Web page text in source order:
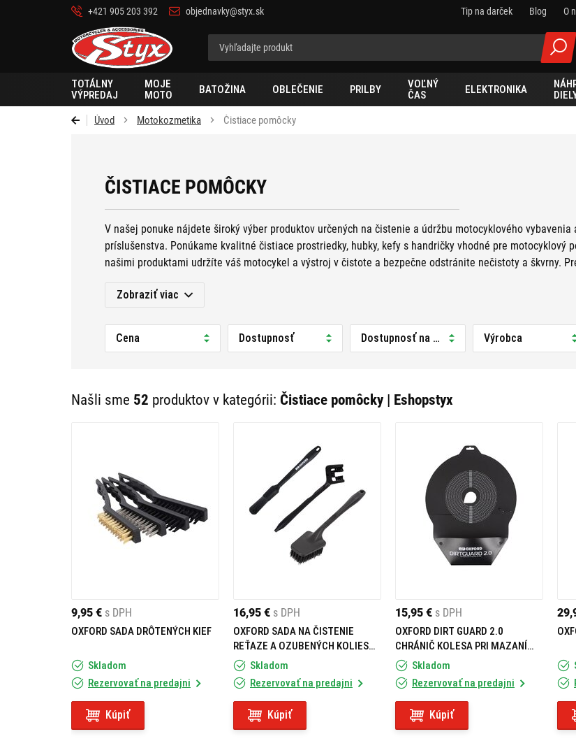
+421 905 203 392 objednavky@styx.sk Tip na darček Blog O
Styx
TOTÁLNY
VÝPREDAJ
MOJE
MOTO
BATOŽINA OBLEČENIE PRILBY
VOĽNÝ
ČAS
ELEKTRONIKA
Úvod Motokozmetika Čistiace pomôcky
ČISTIACE POMÔCKY
V našej ponuke nájdete široký výber produktov určených na čistenie a údržbu motocyklového vybavenia
príslušenstva. Ponúkame kvalitné čistiace prostriedky, hubky, kefy s handričky vhodné pre motocyklový
našimi produktami udržíte váš motocykel a výstroj v čistote a bezpečne odstránite nečistoty a škvrny.
potrebnéprečistenie motocykla
Zobraziť viac
Cena Dostupnosť Dostupnosť na predajni Výrobca
Našli sme 52 produktov v kategórii: Čistiace pomôcky | Eshopstyx
9,95 € s DPH
OXFORD SADA DRÔTENÝCH KIEF
Skladom
Rezervovať na predajni
Kúpiť
16,95 € s DPH
OXFORD SADA NA ČISTENIE
REŤAZE A OZUBENÝCH KOLIES
PROSkladom
Rezervovať na predajni
Kúpiť
15,95 € s DPH
OXFORD DIRT GUARD 2.0
CHRÁNIČ KOLESA PRI MAZANÍ
REŤAZESkladom
Rezervovať na predajni
Kúpiť